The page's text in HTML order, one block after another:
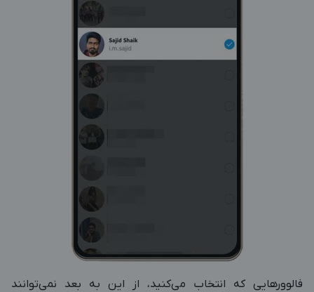
فالوورهایی که انتخاب می‌کنید، از این به بعد نمی‌توانند